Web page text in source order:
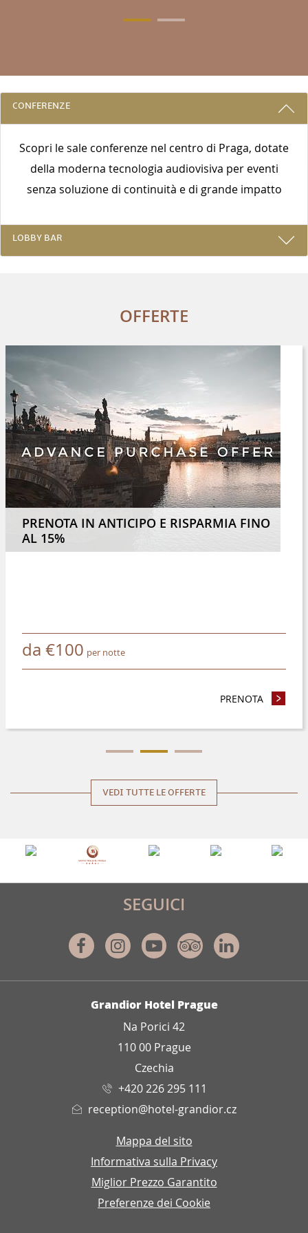
3 RAGIONI PER PRENOTARE CON NOI
CONFERENZE
Scopri le sale conferenze nel centro di Praga, dotate
della moderna tecnologia audiovisiva per eventi
senza soluzione di continuità e di grande impatto
LOBBY BAR
OFFERTE
PRENOTA IN ANTICIPO E RISPARMIA FINO
AL 15%
da €100 per notte
PRENOTA -
VEDI TUTTE LE OFFERTE
INDIRIZZOGrandior Hotel Prague
Na Porici 42
110 00 Prague
Czechia
+420 226 295 111
reception@hotel-grandior.cz
Mappa del sito
Informativa sulla Privacy
Miglior Prezzo Garantito
Preferenze dei Cookie
SEGUICI
FacebookInstagram
YoutubeTripadvisor
Linkedin